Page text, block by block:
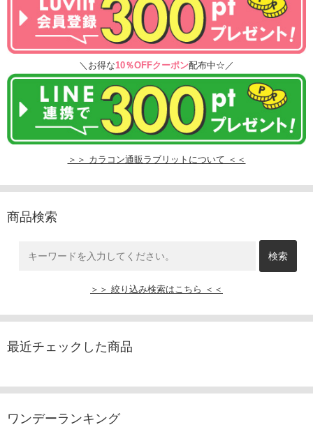
＼お得な10％OFFクーポン配布中☆／
＞＞ カラコン通販ラブリットについて ＜＜
商品検索
＞＞ 絞り込み検索はこちら ＜＜
最近チェックした商品
ワンデーランキング